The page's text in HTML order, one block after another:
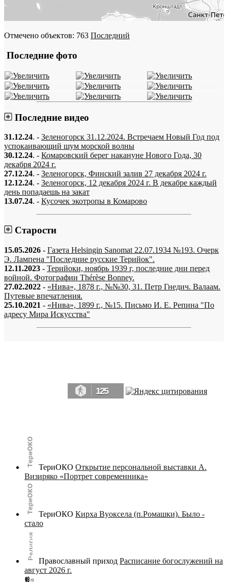
Отмечено объектов: 763 Последний
Последние фото
Последние видео
31.12.24. - Зеленогорск 31.12.2024. Встречаем Новый Год под
успокаивающий шум морской волны
30.12.24. - Комаровский берег накануне Нового Года, 30
декабря 2024 г.
27.12.24. - Зеленогорск, Финский залив 27 декабря 2024 г.
12.12.24. - Зеленогорск, 12 декабря 2024 г. В декабре каждый
день попадаешь на закат
13.07.24. - Кусочек экотропы в Комарово
Старости
15.05.2026 - Газета Helsingin Sanomat 22.07.1934 №193. Очерк
Э. Лампена "Последние русские Терийок".
12.11.2023 - Терийоки, ноябрь 1939 г, последние дни перед
войной. Фотографии Thérèse Bonney.
27.02.2022 - «Нива», 1878 г., №№30, 31. Петр Гнедич. Валаам.
Путевые впечатления.
25.10.2021 - «Нива», 1899 г., №15. Письмо И. Е. Репина "По
адресу Мира Искусства"
125
ТериОКО Открытие персональной выставки А.
Визиряко «Портрет современника»
ТериОКО Кирха Вуоксела (п.Ромашки). Было -
стало
Православный приход Расписание богослужений на
август 2026 г.